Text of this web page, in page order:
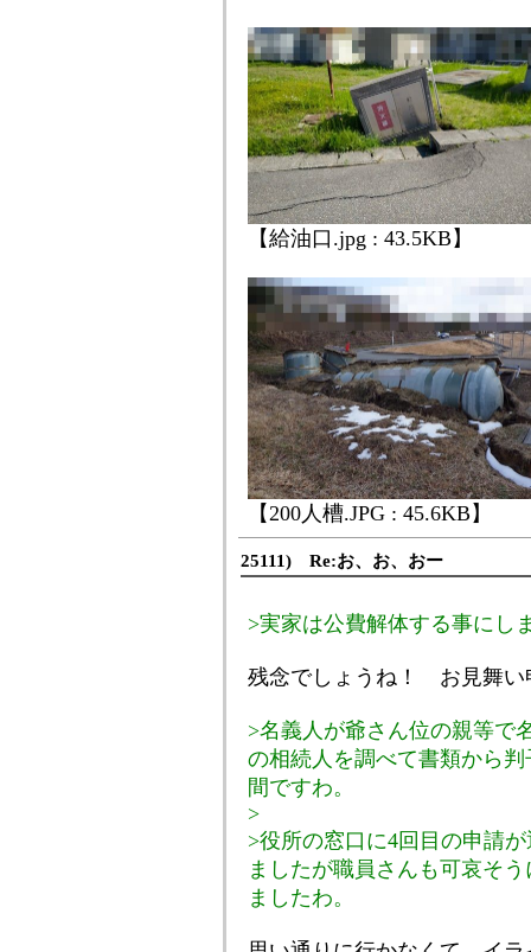
【給油口.jpg : 43.5KB】
【200人槽.JPG : 45.6KB】
25111) Re:お、お、おー
>実家は公費解体する事にし
残念でしょうね！ お見舞い
>名義人が爺さん位の親等で
の相続人を調べて書類から
間ですわ。
>
>役所の窓口に4回目の申請
ましたが職員さんも可哀そ
ましたわ。